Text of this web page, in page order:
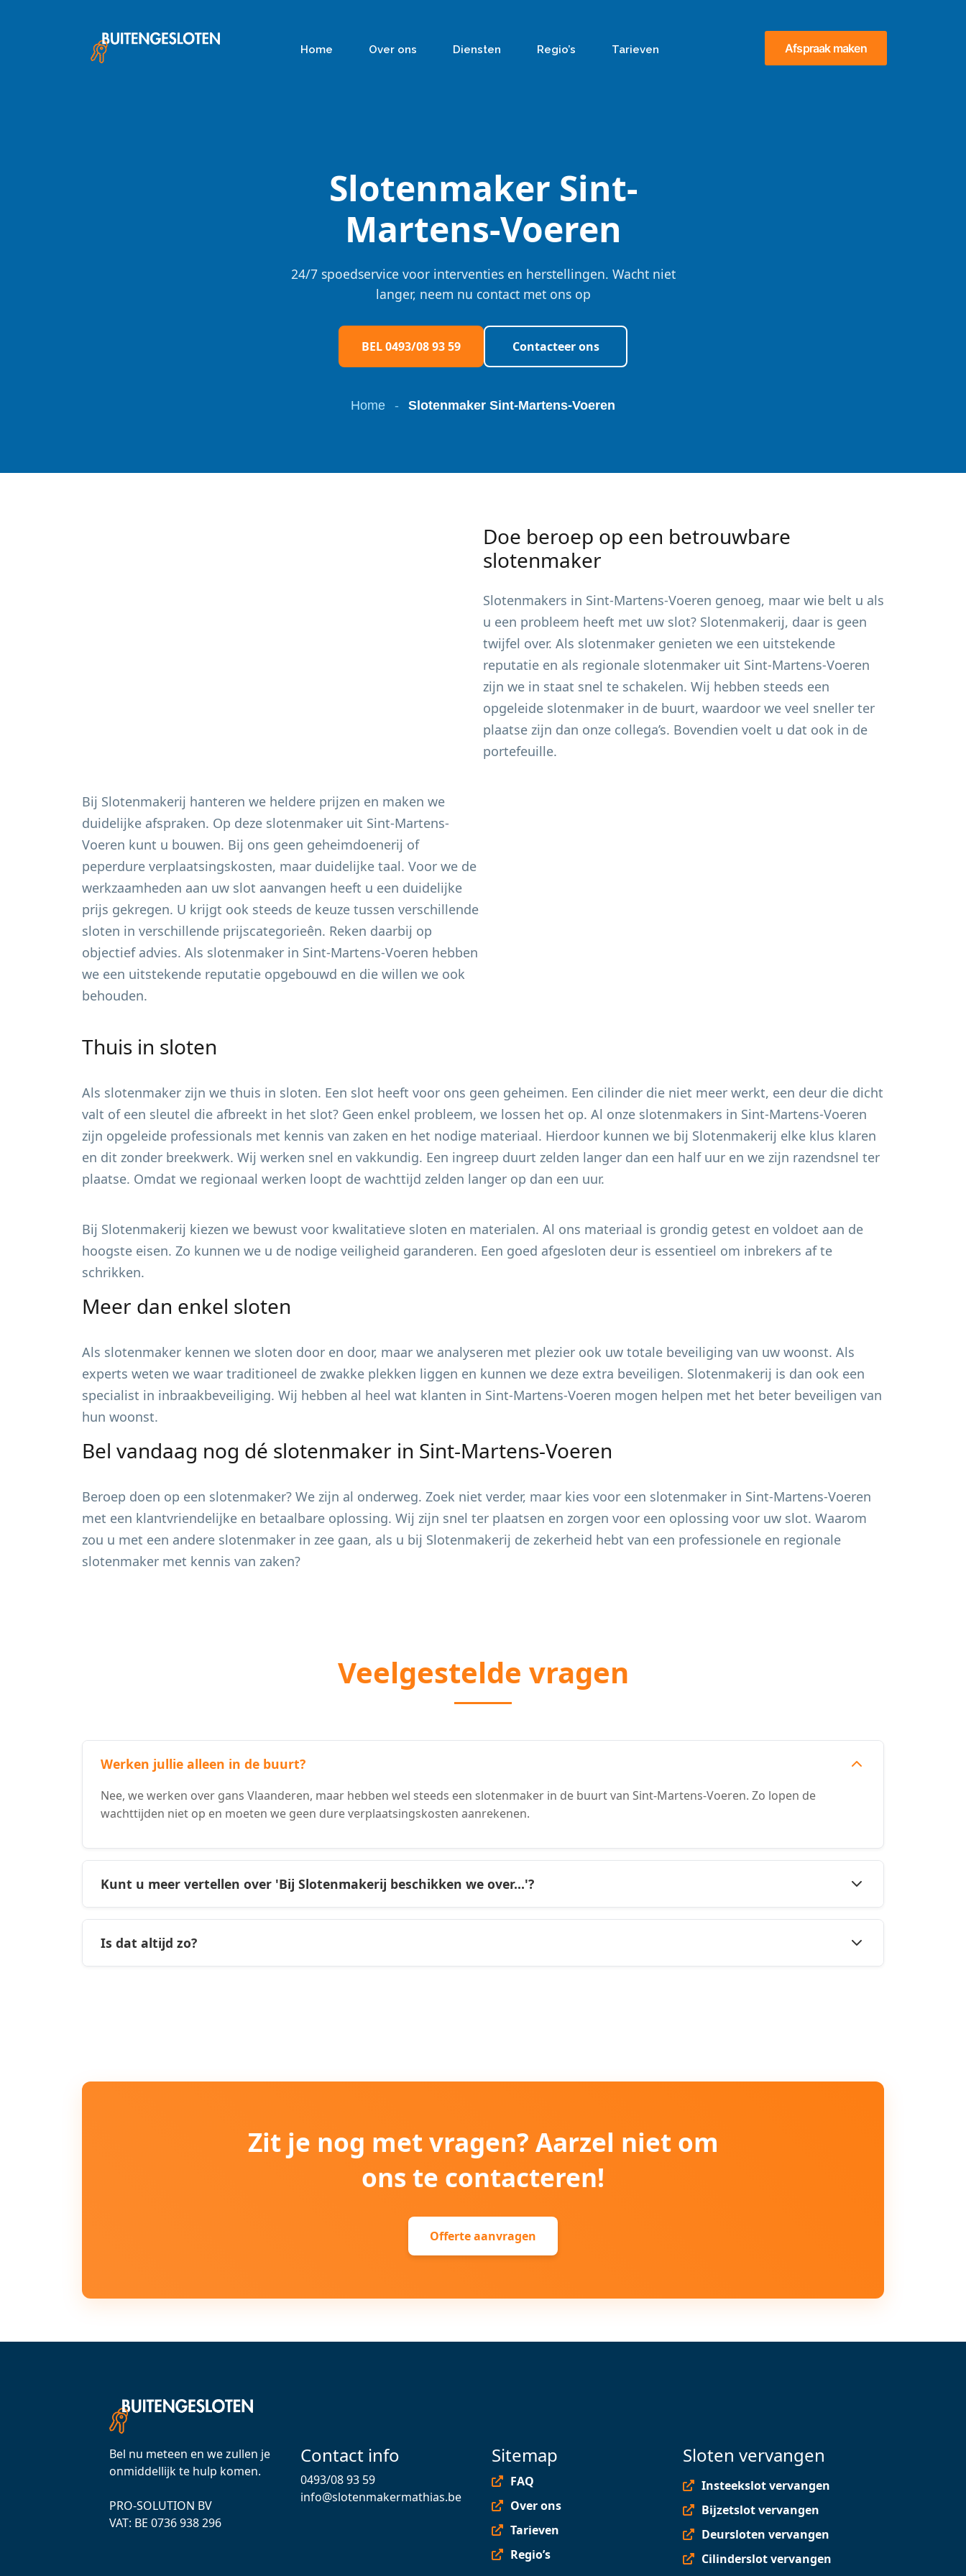
Home Over ons Diensten Regio’s Tarieven Afspraak maken
Slotenmaker Sint-
Martens-Voeren
24/7 spoedservice voor interventies en herstellingen. Wacht niet
langer, neem nu contact met ons op
BEL 0493/08 93 59 Contacteer ons
Home - Slotenmaker Sint-Martens-Voeren
Doe beroep op een betrouwbare
slotenmaker
Slotenmakers in Sint-Martens-Voeren genoeg, maar wie belt u als
u een probleem heeft met uw slot? Slotenmakerij, daar is geen
twijfel over. Als slotenmaker genieten we een uitstekende
reputatie en als regionale slotenmaker uit Sint-Martens-Voeren
zijn we in staat snel te schakelen. Wij hebben steeds een
opgeleide slotenmaker in de buurt, waardoor we veel sneller ter
plaatse zijn dan onze collega’s. Bovendien voelt u dat ook in de
portefeuille.
Bij Slotenmakerij hanteren we heldere prijzen en maken we
duidelijke afspraken. Op deze slotenmaker uit Sint-Martens-
Voeren kunt u bouwen. Bij ons geen geheimdoenerij of
peperdure verplaatsingskosten, maar duidelijke taal. Voor we de
werkzaamheden aan uw slot aanvangen heeft u een duidelijke
prijs gekregen. U krijgt ook steeds de keuze tussen verschillende
sloten in verschillende prijscategorieên. Reken daarbij op
objectief advies. Als slotenmaker in Sint-Martens-Voeren hebben
we een uitstekende reputatie opgebouwd en die willen we ook
behouden.
Thuis in sloten
Als slotenmaker zijn we thuis in sloten. Een slot heeft voor ons geen geheimen. Een cilinder die niet meer werkt, een deur die dicht
valt of een sleutel die afbreekt in het slot? Geen enkel probleem, we lossen het op. Al onze slotenmakers in Sint-Martens-Voeren
zijn opgeleide professionals met kennis van zaken en het nodige materiaal. Hierdoor kunnen we bij Slotenmakerij elke klus klaren
en dit zonder breekwerk. Wij werken snel en vakkundig. Een ingreep duurt zelden langer dan een half uur en we zijn razendsnel ter
plaatse. Omdat we regionaal werken loopt de wachttijd zelden langer op dan een uur.
Bij Slotenmakerij kiezen we bewust voor kwalitatieve sloten en materialen. Al ons materiaal is grondig getest en voldoet aan de
hoogste eisen. Zo kunnen we u de nodige veiligheid garanderen. Een goed afgesloten deur is essentieel om inbrekers af te
schrikken.
Meer dan enkel sloten
Als slotenmaker kennen we sloten door en door, maar we analyseren met plezier ook uw totale beveiliging van uw woonst. Als
experts weten we waar traditioneel de zwakke plekken liggen en kunnen we deze extra beveiligen. Slotenmakerij is dan ook een
specialist in inbraakbeveiliging. Wij hebben al heel wat klanten in Sint-Martens-Voeren mogen helpen met het beter beveiligen van
hun woonst.
Bel vandaag nog dé slotenmaker in Sint-Martens-Voeren
Beroep doen op een slotenmaker? We zijn al onderweg. Zoek niet verder, maar kies voor een slotenmaker in Sint-Martens-Voeren
met een klantvriendelijke en betaalbare oplossing. Wij zijn snel ter plaatsen en zorgen voor een oplossing voor uw slot. Waarom
zou u met een andere slotenmaker in zee gaan, als u bij Slotenmakerij de zekerheid hebt van een professionele en regionale
slotenmaker met kennis van zaken?
Veelgestelde vragen
Werken jullie alleen in de buurt?
Nee, we werken over gans Vlaanderen, maar hebben wel steeds een slotenmaker in de buurt van Sint-Martens-Voeren. Zo lopen de
wachttijden niet op en moeten we geen dure verplaatsingskosten aanrekenen.
Kunt u meer vertellen over 'Bij Slotenmakerij beschikken we over...'?
Is dat altijd zo?
Zit je nog met vragen? Aarzel niet om
ons te contacteren!
Offerte aanvragen
Bel nu meteen en we zullen je
onmiddellijk te hulp komen.
PRO-SOLUTION BV
VAT: ВЕ 0736 938 296
Contact info
0493/08 93 59
info@slotenmakermathias.be
Sitemap
FAQ
Over ons
Tarieven
Regio’s
Sloten vervangen
Insteekslot vervangen
Bijzetslot vervangen
Deursloten vervangen
Cilinderslot vervangen